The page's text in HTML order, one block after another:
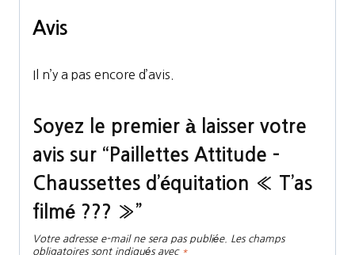
Avis
Il n’y a pas encore d’avis.
Soyez le premier à laisser votre
avis sur “Paillettes Attitude –
Chaussettes d’équitation « T’as
filmé ??? »”
Votre adresse e-mail ne sera pas publiée.
Les champs
obligatoires sont indiqués avec *